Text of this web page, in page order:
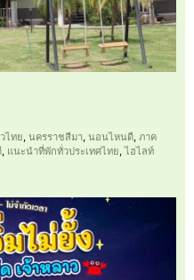
ไทย นครราชสีมา นอนไหนดี ภาค
แนะนำที่พักทั่วประเทศไทย ,ไฮไลท์